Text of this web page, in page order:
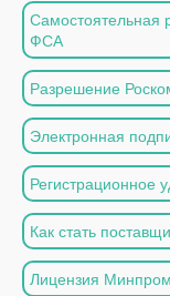
Самостоятельная
ФСА
Разрешение
Электронная
Регистрационное
Как стать
Лицензия